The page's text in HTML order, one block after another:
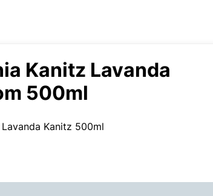
Kanitz Lavanda
500ml
Kanitz 500ml